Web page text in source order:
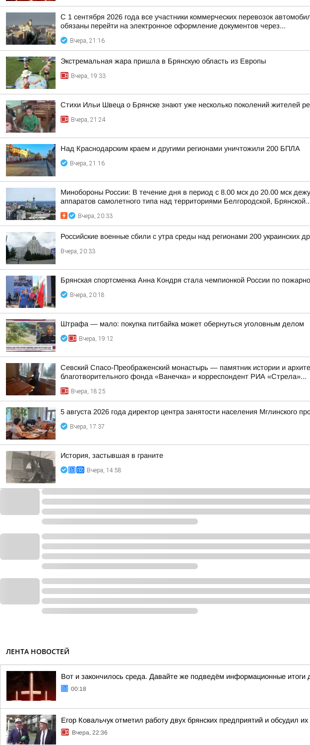
С 1 сентября 2026 года все участники коммерческих перевозок
обязаны перейти на электронное оформление документов через...
Вчера, 21:16
Экстремальная жара пришла в Брянскую область из Европы
Вчера, 19:33
Стихи Ильи Швеца о Брянске знают уже несколько поколений жителей
Вчера, 21:24
Над Краснодарским краем и другими регионами уничтожили 200 БПЛА
Вчера, 21:16
Минобороны России: В течение дня в период с 8.00 мск до 20.00 мск
аппаратов самолетного типа над территориями Белгородской,
Вчера, 20:33
Российские военные сбили с утра среды над регионами 200 украинских
Вчера, 20:33
Брянская спортсменка Анна Кондря стала чемпионкой России по
Вчера, 20:18
Штрафа — мало: покупка питбайка может обернуться уголовным делом
Вчера, 19:12
Севский Спасо-Преображенский монастырь — памятник истории и
благотворительного фонда «Ванечка» и корреспондент РИА «Стрела»...
Вчера, 18:25
5 августа 2026 года директор центра занятости населения Мглинского
Вчера, 17:37
История, застывшая в граните
Вчера, 14:58
ЛЕНТА НОВОСТЕЙ
Вот и закончилось среда. Давайте же подведём информационные итоги
00:18
Егор Ковальчук отметил работу двух брянских предприятий и обсудил их
Вчера, 22:36